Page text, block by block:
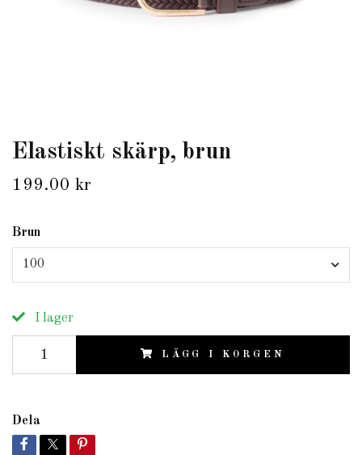
Elastiskt skärp, brun
199.00 kr
Brun
100
I lager
LÄGG I KORGEN
Dela